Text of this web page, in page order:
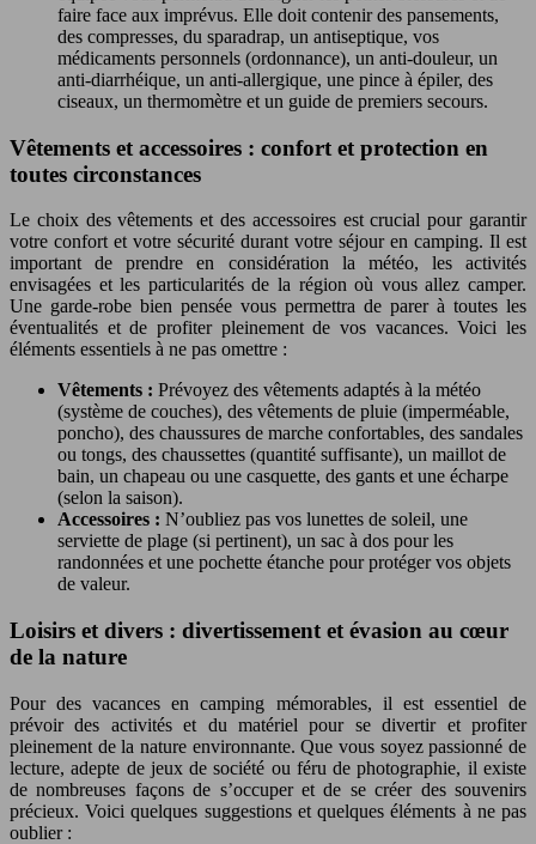
faire face aux imprévus. Elle doit contenir des pansements,
des compresses, du sparadrap, un antiseptique, vos
médicaments personnels (ordonnance), un anti-douleur, un
anti-diarrhéique, un anti-allergique, une pince à épiler, des
ciseaux, un thermomètre et un guide de premiers secours.
Vêtements et accessoires : confort et protection en
toutes circonstances
Le choix des vêtements et des accessoires est crucial pour garantir
votre confort et votre sécurité durant votre séjour en camping. Il est
important de prendre en considération la météo, les activités
envisagées et les particularités de la région où vous allez camper.
Une garde-robe bien pensée vous permettra de parer à toutes les
éventualités et de profiter pleinement de vos vacances. Voici les
éléments essentiels à ne pas omettre :
Vêtements : Prévoyez des vêtements adaptés à la météo
(système de couches), des vêtements de pluie (imperméable,
poncho), des chaussures de marche confortables, des sandales
ou tongs, des chaussettes (quantité suffisante), un maillot de
bain, un chapeau ou une casquette, des gants et une écharpe
(selon la saison).
Accessoires : N’oubliez pas vos lunettes de soleil, une
serviette de plage (si pertinent), un sac à dos pour les
randonnées et une pochette étanche pour protéger vos objets
de valeur.
Loisirs et divers : divertissement et évasion au cœur
de la nature
Pour des vacances en camping mémorables, il est essentiel de
prévoir des activités et du matériel pour se divertir et profiter
pleinement de la nature environnante. Que vous soyez passionné de
lecture, adepte de jeux de société ou féru de photographie, il existe
de nombreuses façons de s’occuper et de se créer des souvenirs
précieux. Voici quelques suggestions et quelques éléments à ne pas
oublier :